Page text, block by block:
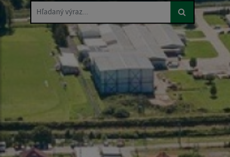
Hľadaný výraz...